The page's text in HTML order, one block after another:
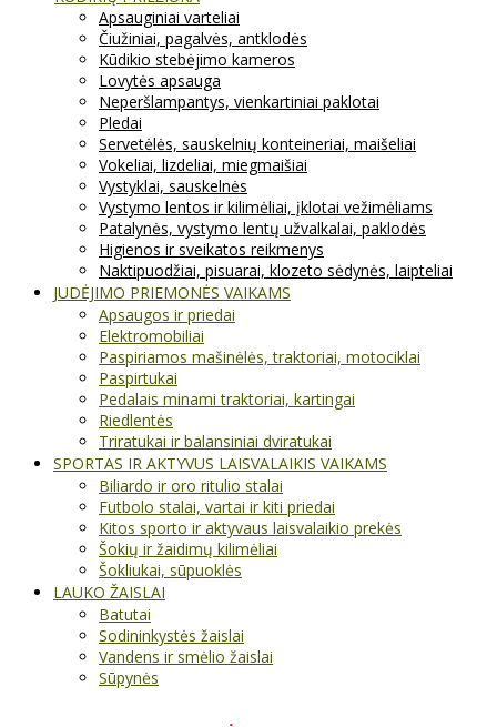
Apsauginiai varteliai
Čiužiniai, pagalvės, antklodės
Kūdikio stebėjimo kameros
Lovytės apsauga
Neperšlampantys, vienkartiniai paklotai
Pledai
Servetėlės, sauskelnių konteineriai, maišeliai
Vokeliai, lizdeliai, miegmaišiai
Vystyklai, sauskelnės
Vystymo lentos ir kilimėliai, įklotai vežimėliams
Patalynės, vystymo lentų užvalkalai, paklodės
Higienos ir sveikatos reikmenys
Naktipuodžiai, pisuarai, klozeto sėdynės, laipteliai
JUDĖJIMO PRIEMONĖS VAIKAMS
Apsaugos ir priedai
Elektromobiliai
Paspiriamos mašinėlės, traktoriai, motociklai
Paspirtukai
Pedalais minami traktoriai, kartingai
Riedlentės
Triratukai ir balansiniai dviratukai
SPORTAS IR AKTYVUS LAISVALAIKIS VAIKAMS
Biliardo ir oro ritulio stalai
Futbolo stalai, vartai ir kiti priedai
Kitos sporto ir aktyvaus laisvalaikio prekės
Šokių ir žaidimų kilimėliai
Šokliukai, sūpuoklės
LAUKO ŽAISLAI
Batutai
Sodininkystės žaislai
Vandens ir smėlio žaislai
Sūpynės